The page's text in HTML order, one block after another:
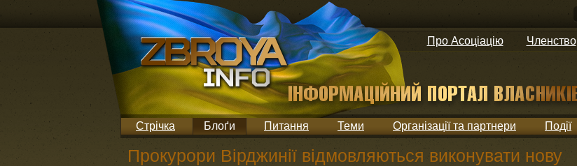
Про Асоціацію Членство
Стрічка Блоґи Питання Теми Організації та партнери Події
Прокурори Вірджинії відмовляються виконувати нову